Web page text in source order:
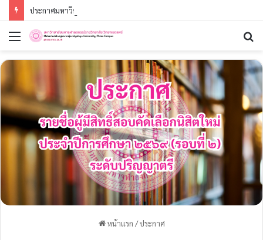
เมนู
หน้าแรก / ประกาศ